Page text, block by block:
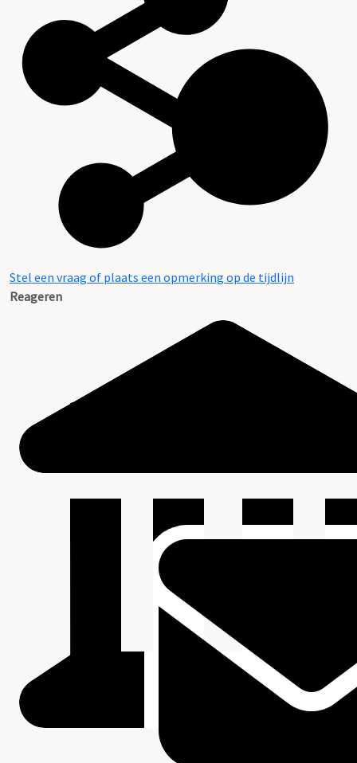
Stel een vraag of plaats een opmerking op de tijdlijn
Reageren